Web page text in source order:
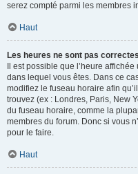
serez compté parmi les membres
Haut
Les heures ne sont pas
Il est possible que l’heure
dans lequel vous êtes. Dans ce
modifiez le fuseau horaire afin
trouvez (ex : Londres, Paris, New
du fuseau horaire, comme la
membres du forum. Donc si vous
pour le faire.
Haut